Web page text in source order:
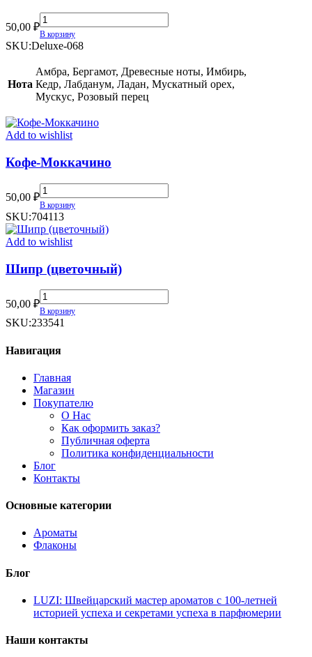
50,00 ₽
Lattafa
Perfumes
Hayaati
Maleky
(TR)
quantity
В корзину
SKU:Deluxe-068
Нота
Амбра, Бергамот, Древесные ноты, Имбирь,
Кедр, Лабданум, Ладан, Мускатный орех,
Мускус, Розовый перец
Add to wishlist
Кофе-Моккачино
50,00 ₽
Кофе-
Моккачино
quantity
В корзину
SKU:704113
Add to wishlist
Шипр (цветочный)
50,00 ₽
Шипр
(цветочный)
quantity
В корзину
SKU:233541
Навигация
Главная
Магазин
Покупателю
О Нас
Как оформить заказ?
Публичная оферта
Политика конфиденциальности
Блог
Контакты
Основные категории
Ароматы
Флаконы
Блог
LUZI: Швейцарский мастер ароматов с 100-летней
историей успеха и секретами успеха в парфюмерии
Наши контакты